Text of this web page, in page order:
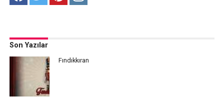
Son Yazılar
Fındıkkıran